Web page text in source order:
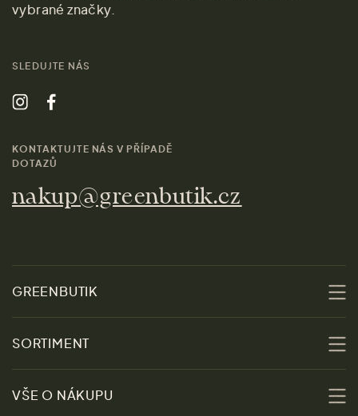
vybrané značky.
SLEDUJTE NÁS
KONTAKTUJTE NÁS V PŘÍPADĚ
DOTAZŮ
nakup@greenbutik.cz
GREENBUTIK
O nás
Udržitelnost
SORTIMENT
Slevy
VŠE O NÁKUPU